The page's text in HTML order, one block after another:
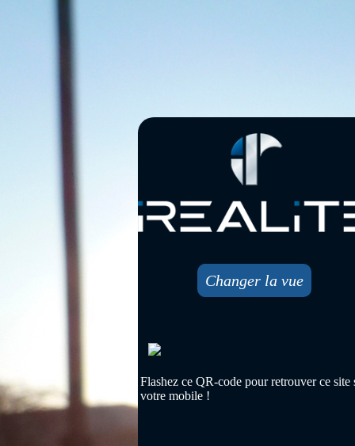
Changer la vue
Flashez ce QR-code pour retrouver ce site
votre mobile !